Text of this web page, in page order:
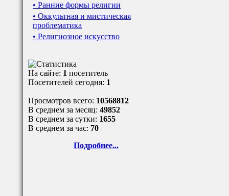
• Ранние формы религии
• Оккультная и мистическая
проблематика
• Религиозное искусство
На сайте: 1 посетитель
Посетителей сегодня: 1
Просмотров всего: 10568812
В среднем за месяц: 49852
В среднем за сутки: 1655
В среднем за час: 70
Подробнее...